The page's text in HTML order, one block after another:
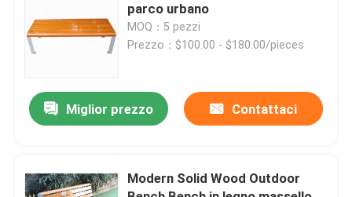
Notizie
Chiedi un preventivo
Panca di legno per esterni
parco urbano
MOQ：5 pezzi
Prezzo：$100.00 - $180.00/pieces
Miglior prezzo Contattaci
Modern Solid Wood Outdoor